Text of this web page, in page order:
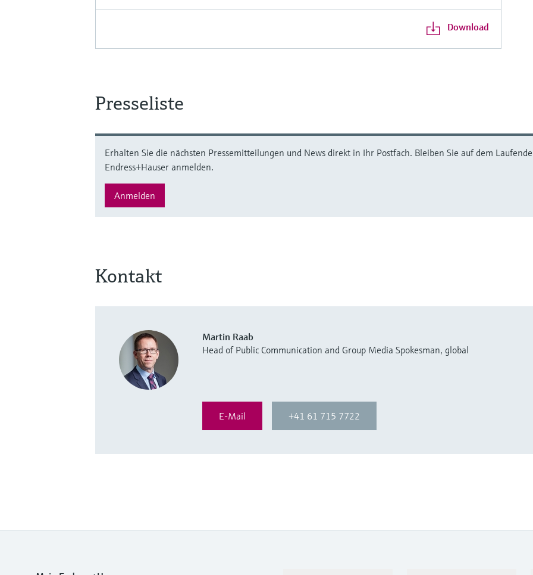
Download
Presseliste
Erhalten Sie die nächsten Pressemitteilungen und News direkt in Ihr Postfach. Bleiben Sie auf dem
Endress+Hauser anmelden.
Anmelden
Kontakt
Martin Raab
Head of Public Communication and Group Media Spokesman, global
E-Mail +41 61 715 7722